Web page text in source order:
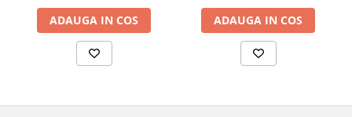
ADAUGA IN COS ADAUGA IN COS